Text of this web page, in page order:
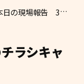
現場報告 3月のチラシキャンペーンについて
ラシキャ